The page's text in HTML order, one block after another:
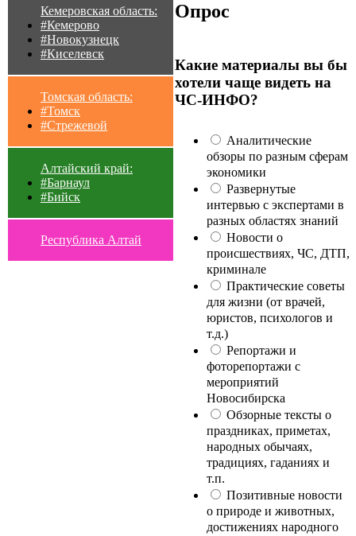
Кемеровская область:
#Кемерово
#Новокузнецк
#Киселевск
Томская область:
#Томск
#Стрежевой
Алтайский край:
#Барнаул
#Бийск
Республика Алтай
Опрос
Какие материалы вы бы
хотели чаще видеть на
ЧС-ИНФО?
Аналитические
обзоры по разным сферам
экономики
Развернутые
интервью с экспертами в
разных областях знаний
Новости о
происшествиях, ЧС, ДТП,
криминале
Практические советы
для жизни (от врачей,
юристов, психологов и
т.д.)
Репортажи и
фоторепортажи с
мероприятий
Новосибирска
Обзорные тексты о
праздниках, приметах,
народных обычаях,
традициях, гаданиях и
т.п.
Позитивные новости
о природе и животных,
достижениях народного